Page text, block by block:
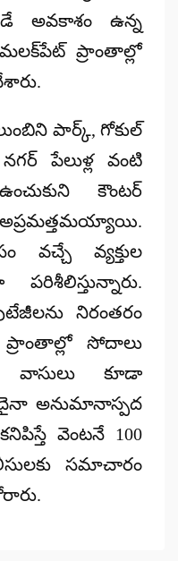
అవకాశం ఉన్న
ప్రాంతాల్లో
పార్క్, గోకుల్
పేలుళ్ల వంటి
కౌంటర్
వ్యక్తుల
పరిశీలిస్తున్నారు.
నిరంతరం
ప్రాంతాల్లో సోదాలు
వాసులు కూడా
అనుమానాస్పద
వెంటనే 100
సమాచారం